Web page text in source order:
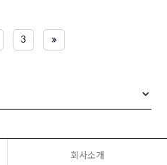
3
회사소개